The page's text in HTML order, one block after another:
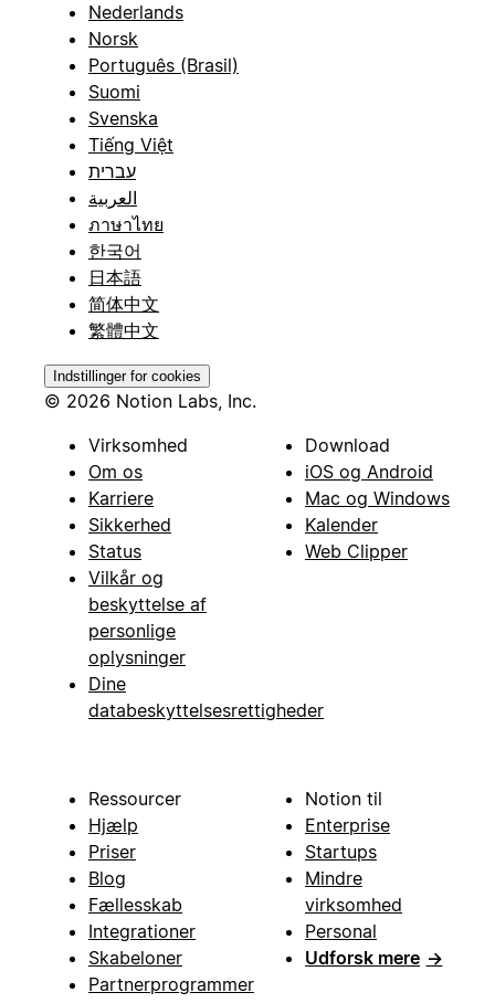
Nederlands
Norsk
Português (Brasil)
Suomi
Svenska
Tiếng Việt
עברית
العربية
ภาษาไทย
한국어
日本語
简体中文
繁體中文
Indstillinger for cookies
© 2026 Notion Labs, Inc.
Virksomhed
Om os
Karriere
Sikkerhed
Status
Vilkår og
beskyttelse af
personlige
oplysninger
Dine
databeskyttelsesrettigheder
Download
iOS og Android
Mac og Windows
Kalender
Web Clipper
Ressourcer
Hjælp
Priser
Blog
Fællesskab
Integrationer
Skabeloner
Partnerprogrammer
Notion til
Enterprise
Startups
Mindre
virksomhed
Personal
Udforsk mere →